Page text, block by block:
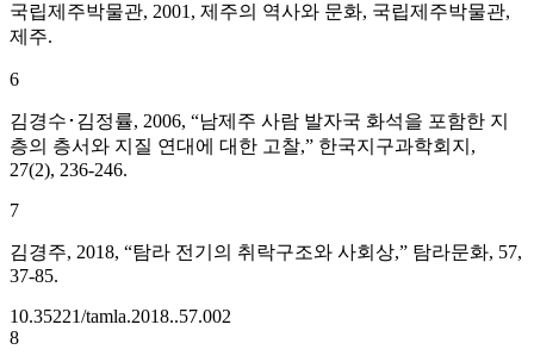
국립제주박물관, 2001, 제주의 역사와 문화, 국립제주박물관,
제주.
6
김경수･김정률, 2006, “남제주 사람 발자국 화석을 포함한 지
층의 층서와 지질 연대에 대한 고찰,” 한국지구과학회지,
27(2), 236-246.
7
김경주, 2018, “탐라 전기의 취락구조와 사회상,” 탐라문화, 57,
37-85.
10.35221/tamla.2018..57.002
8